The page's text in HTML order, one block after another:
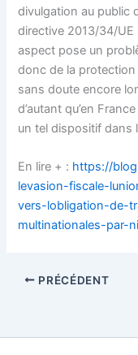
divulgation au public
directive 2013/34/UE
aspect pose un
donc de la protection
sans doute encore
d’autant qu’en
un tel dispositif dans
En lire + : https://
levasion-fiscale-
vers-lobligation-de-
multinationales-par-
PRÉCÉDENT